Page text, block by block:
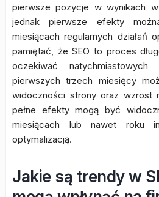
pierwsze pozycje w wynikach
jednak pierwsze efekty
miesiącach regularnych działań
pamiętać, że SEO to proces
oczekiwać
pierwszych trzech miesięcy
widoczności strony oraz wzrost
pełne efekty mogą być
miesiącach lub nawet roku
optymalizacją.
Jakie są trendy w